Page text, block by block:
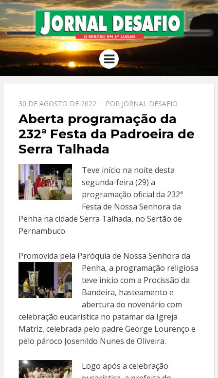
JORNAL
DESAFIO
O Sertão em 1º Lugar
Menu
PPOSTADO
EM
30 DE AGOSTO DE 2022 POR JORNAL DESAFIO
Aberta programação da
232ª Festa da Padroeira de
Serra Talhada
Teve início na noite desta
segunda-feira (29) a
programação oficial da 232ª
Festa de Nossa Senhora da
Penha na cidade Serra Talhada, no Sertão de
Pernambuco.
Promovida pela Paróquia de Nossa Senhora da
Penha, a programação religiosa
teve início com a Procissão da
Bandeira, hasteamento e
abertura do novenário com
celebração eucarística no patamar da Igreja
Matriz, celebrada pelo padre George Lourenço e
pelo pároco Josenildo Nunes de Oliveira.
Logo após a celebração